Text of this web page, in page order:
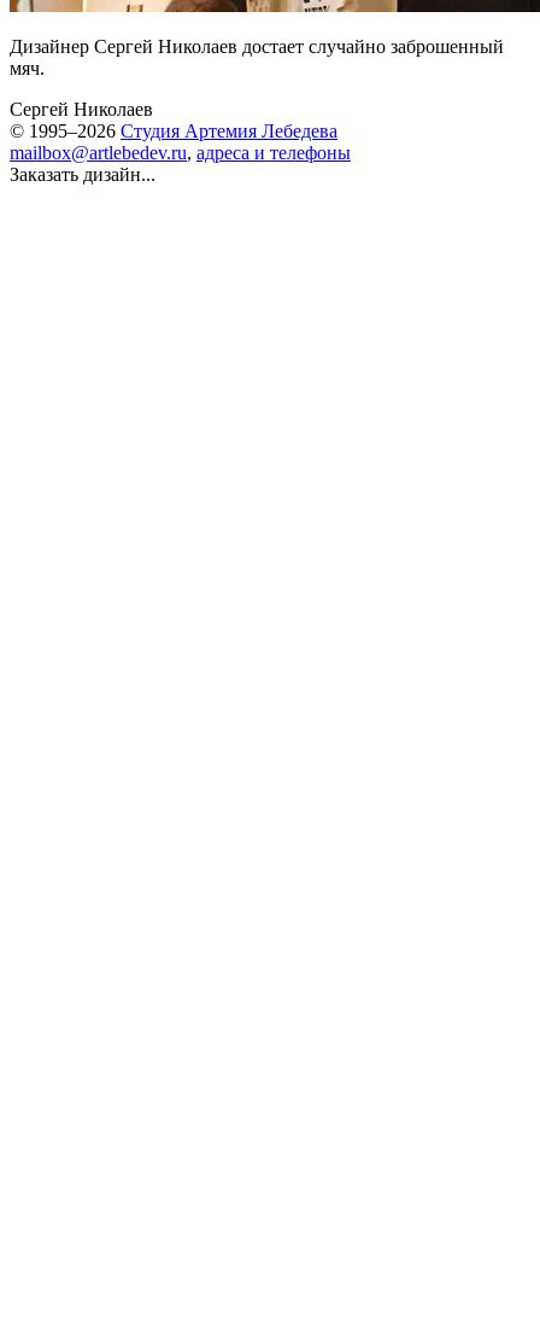
Дизайнер Сергей Николаев достает случайно заброшенный
мяч.
Сергей Николаев
© 1995–2026 Студия Артемия Лебедева
mailbox@artlebedev.ru, адреса и телефоны
Заказать дизайн...